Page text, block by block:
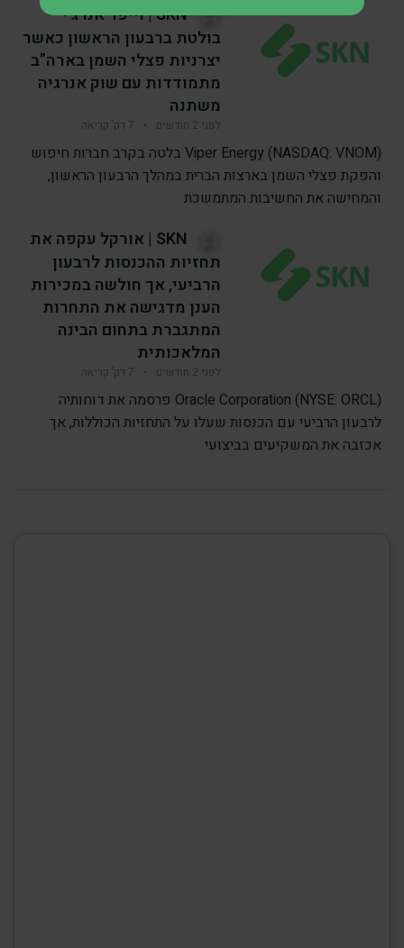
SKN | וייפר אנרג’י
בולטת ברבעון הראשון כאשר
יצרניות פצלי השמן בארה”ב
מתמודדות עם שוק אנרגיה
משתנה
לפני 2 חודשים • 7 דק’ קריאה
Viper Energy (NASDAQ: VNOM) בלטה בקרב חברות חיפוש
והפקת פצלי השמן בארצות הברית במהלך הרבעון הראשון,
והמחישה את החשיבות המתמשכת
SKN | אורקל עקפה את
תחזיות ההכנסות לרבעון
הרביעי, אך חולשה במכירות
הענן מדגישה את התחרות
המתגברת בתחום הבינה
המלאכותית
לפני 2 חודשים • 7 דק’ קריאה
Oracle Corporation (NYSE: ORCL) פרסמה את דוחותיה
לרבעון הרביעי עם הכנסות שעלו על התחזיות הכוללות, אך
אכזבה את המשקיעים בביצועי